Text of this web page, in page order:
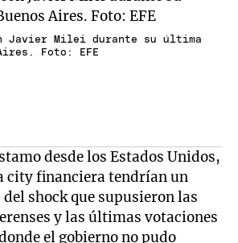
Javier Milei durante su última
Foto: EFE
desde los Estados Unidos,
city financiera tendrían un
shock que supusieron las
y las últimas votaciones
el gobierno no pudo